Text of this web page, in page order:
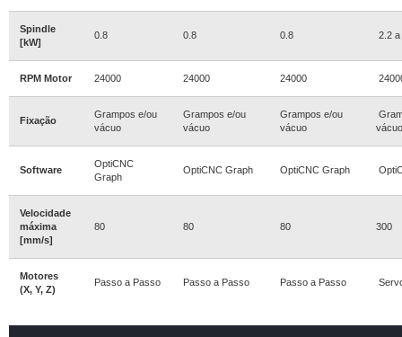
Spindle
[kW]
0.8 0.8 0.8 2.2 a
RPM Motor 24000 24000 24000
Fixação
Grampos e/ou
vácuo
Grampos e/ou
vácuo
Grampos e/ou
vácuo
vácuo
Software
OptiCNC
Graph
OptiCNC Graph OptiCNC Graph
Velocidade
máxima
[mm/s]
80 80 80 300
Motores
(X, Y, Z)
Passo a Passo Passo a Passo Passo a Passo